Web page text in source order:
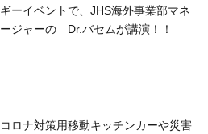
ギーイベントで、JHS海外事業部マネ
ージャーの Dr.バセムが講演！！
コロナ対策用移動キッチンカーや災害